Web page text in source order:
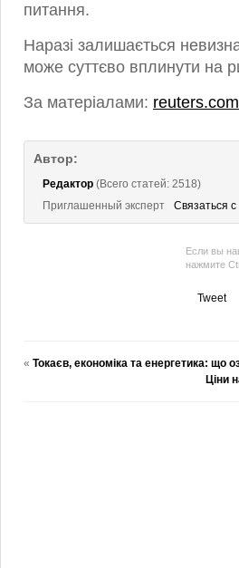
питання.
Наразі залишається
може суттєво вплинути на
За матеріалами: reuters.com
Автор:
Редактор (Всего статей: 2518)
Приглашенный эксперт
Связаться
Если вы
нажмите
Tweet
« Токаєв, економіка та енергетика: що
Ціни